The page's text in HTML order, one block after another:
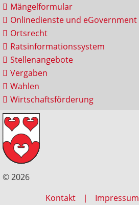
Mängelformular
Onlinedienste und eGovernment
Ortsrecht
Ratsinformationssystem
Stellenangebote
Vergaben
Wahlen
Wirtschaftsförderung
© 2026
Kontakt
Impressum